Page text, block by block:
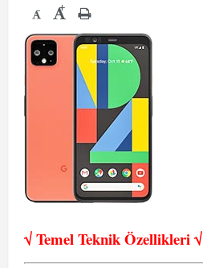
- +
√ Temel Teknik Özellikleri √